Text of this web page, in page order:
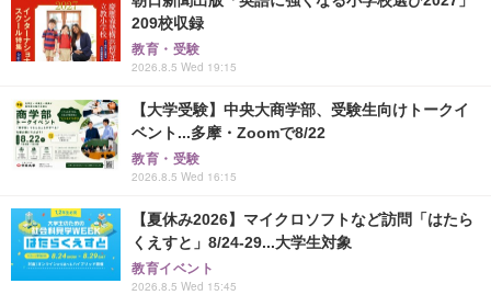
209校収録
教育・受験
2026.8.5 Wed 19:15
【大学受験】中央大商学部、受験生向けトークイ
ベント...多摩・Zoomで8/22
教育・受験
2026.8.5 Wed 16:15
【夏休み2026】マイクロソフトなど訪問「はたら
くえすと」8/24-29...大学生対象
教育イベント
2026.8.5 Wed 15:45